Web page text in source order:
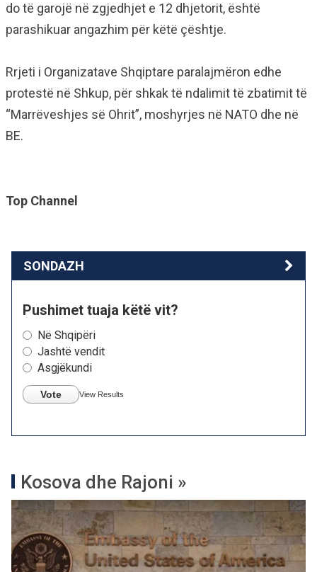
do të garojë në zgjedhjet e 12 dhjetorit, është
parashikuar angazhim për këtë çështje.
Rrjeti i Organizatave Shqiptare paralajmëron edhe
protestë në Shkup, për shkak të ndalimit të zbatimit të
“Marrëveshjes së Ohrit”, moshyrjes në NATO dhe në
BE.
Top Channel
SONDAZH
Pushimet tuaja këtë vit?
Në Shqipëri
Jashtë vendit
Asgjëkundi
Vote View Results
Kosova dhe Rajoni »